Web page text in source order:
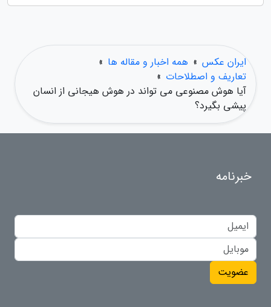
ایران عکس » همه اخبار و مقاله ها »
تعاریف و اصطلاحات »
آیا هوش مصنوعی می تواند در هوش هیجانی از انسان
پیشی بگیرد؟
خبرنامه
عضویت